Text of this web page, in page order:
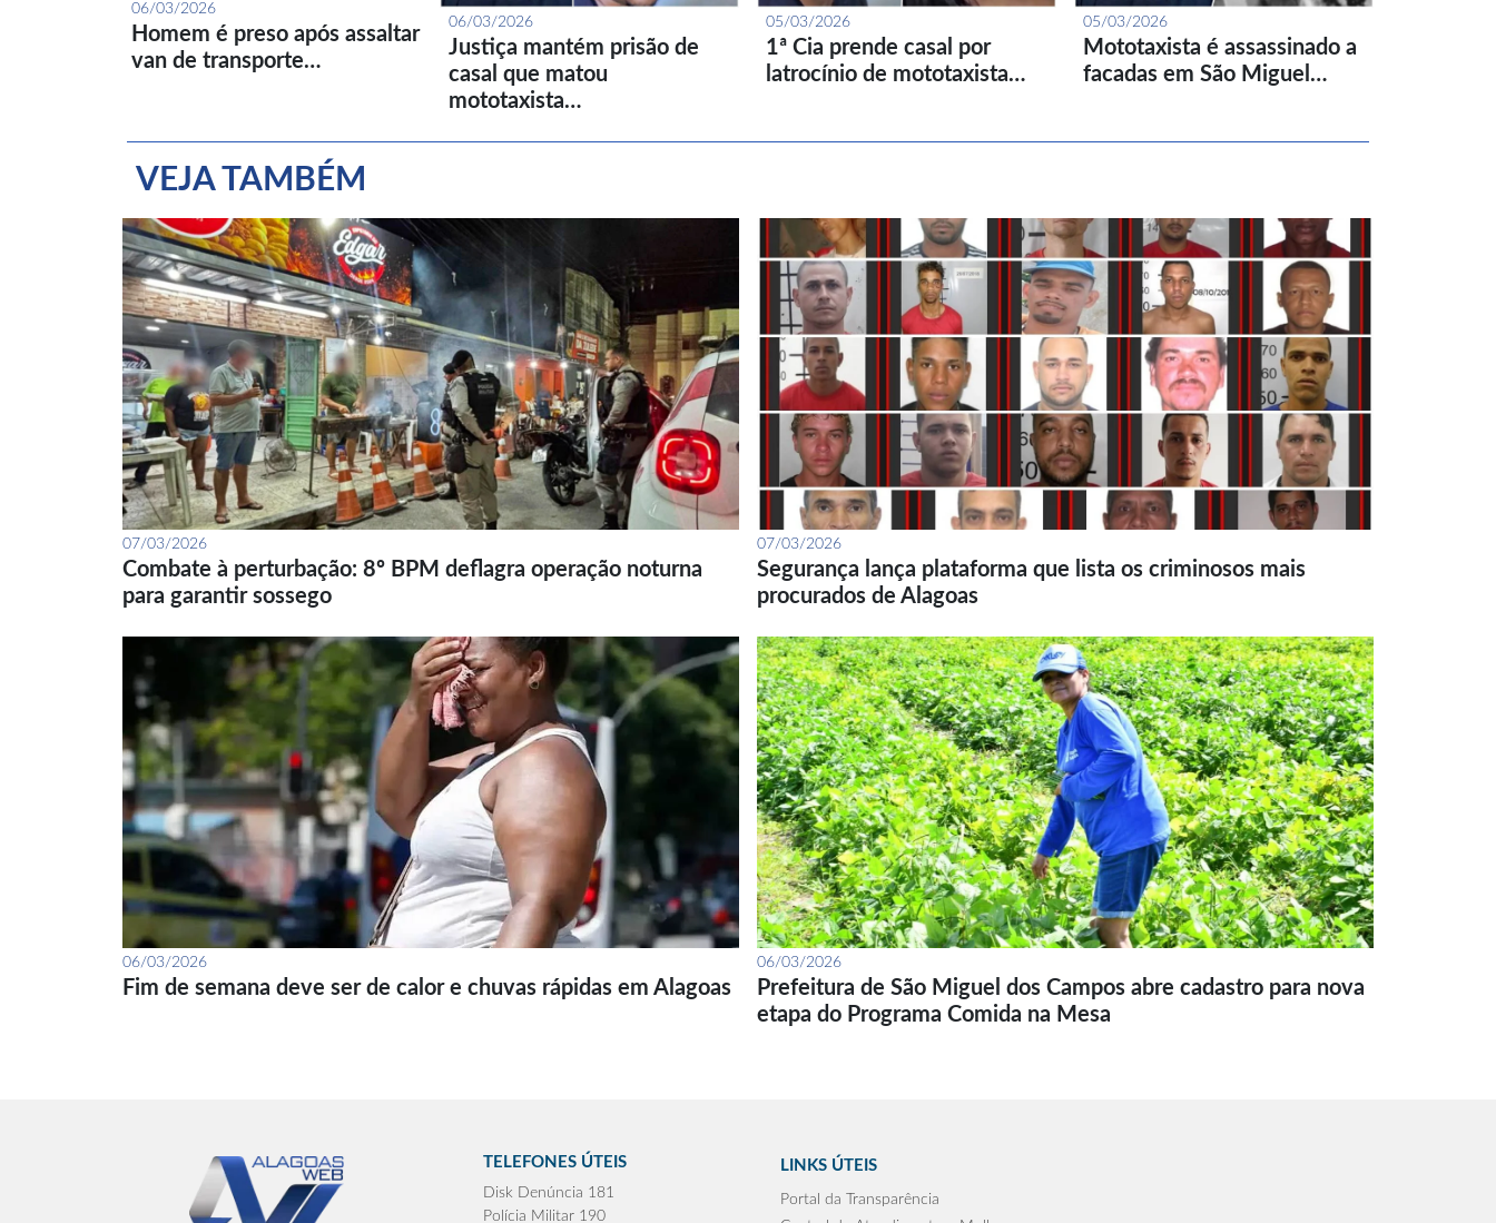
06/03/2026
Homem é preso após assaltar
van de transporte…
06/03/2026
Justiça mantém prisão de
casal que matou
mototaxista…
05/03/2026
1ª Cia prende casal por
latrocínio de mototaxista…
05/03/2026
Mototaxista é assassinado a
facadas em São Miguel…
VEJA TAMBÉM
07/03/2026
Combate à perturbação: 8º BPM deflagra operação noturna
para garantir sossego
07/03/2026
Segurança lança plataforma que lista os criminosos mais
procurados de Alagoas
06/03/2026
Fim de semana deve ser de calor e chuvas rápidas em Alagoas
06/03/2026
Prefeitura de São Miguel dos Campos abre cadastro para nova
etapa do Programa Comida na Mesa
TELEFONES ÚTEIS
Disk Denúncia 181
Polícia Militar 190
LINKS ÚTEIS
Portal da Transparência